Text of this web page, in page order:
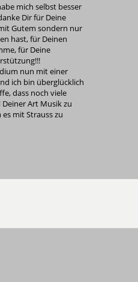
mich selbst besser
Dir für Deine
Gutem sondern nur
hast, für Deinen
für Deine
nun mit einer
ich bin überglücklich
dass noch viele
Art Musik zu
mit Strauss zu